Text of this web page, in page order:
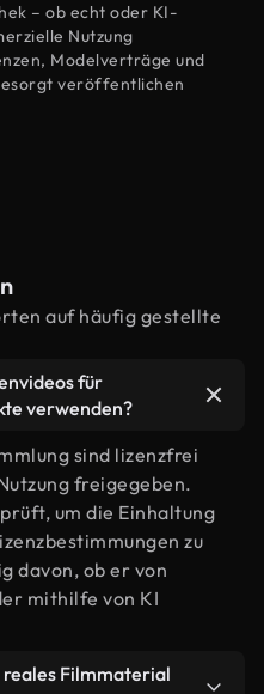
– ob echt oder KI-
Nutzung
Modelverträge und
veröffentlichen
auf häufig gestellte
für
verwenden?
sind lizenzfrei
freigegeben.
um die Einhaltung
zu
davon, ob er von
mithilfe von KI
Filmmaterial